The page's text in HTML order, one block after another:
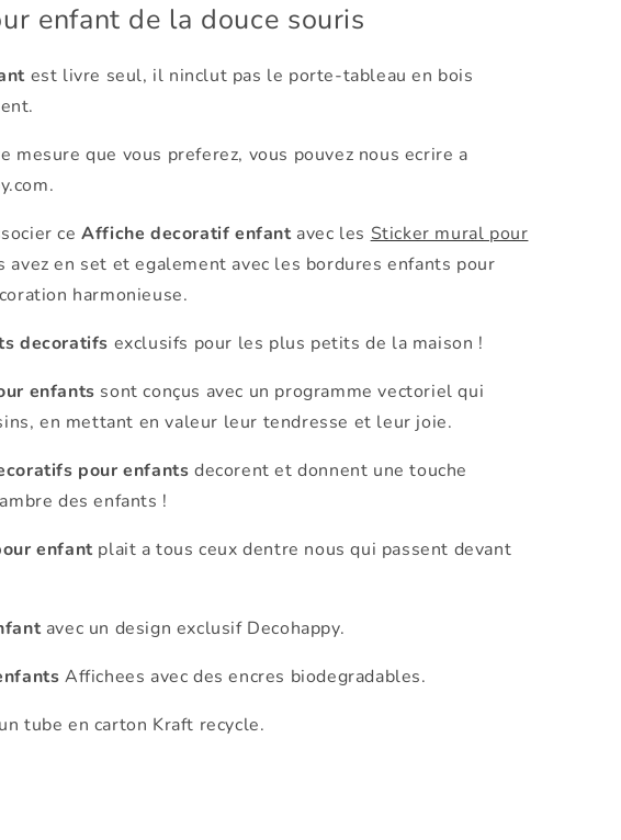
enfant de la douce souris
est livre seul, il ninclut pas le porte-tableau en bois
mesure que vous preferez, vous pouvez nous ecrire a
ceAffiche decoratif enfant avec les Sticker mural pour
avez en set et egalement avec les bordures enfants pour
harmonieuse.
decoratifs exclusifs pour les plus petits de la maison !
enfants sont conçus avec un programme vectoriel qui
en mettant en valeur leur tendresse et leur joie.
pour enfants decorent et donnent une touche
des enfants !
enfant plait a tous ceux dentre nous qui passent devant
avec un design exclusif Decohappy.
Affichees avec des encres biodegradables.
tube en carton Kraft recycle.